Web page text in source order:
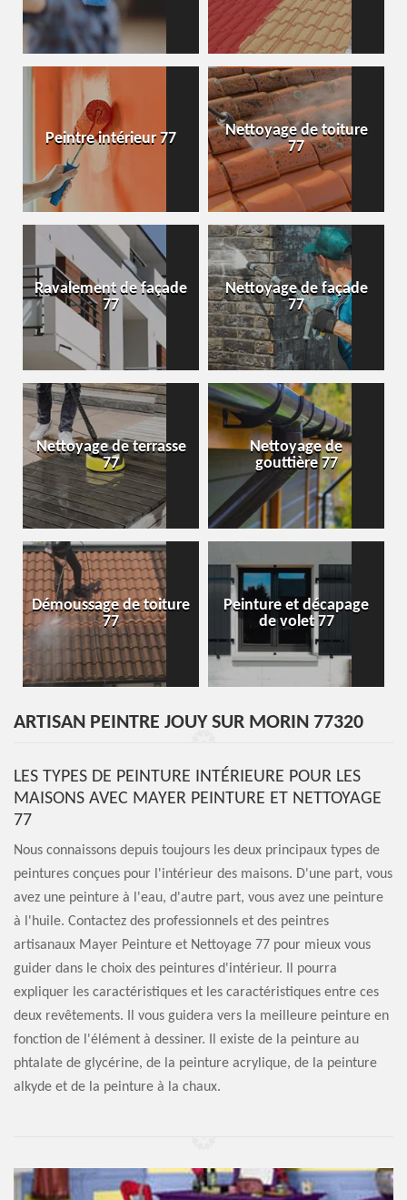
Peintre intérieur 77
Nettoyage de toiture
77
Ravalement de façade
77
Nettoyage de façade
77
Nettoyage de terrasse
77
Nettoyage de
gouttière 77
Démoussage de toiture
77
Peinture et décapage
de volet 77
ARTISAN PEINTRE JOUY SUR MORIN 77320
LES TYPES DE PEINTURE INTÉRIEURE POUR LES
MAISONS AVEC MAYER PEINTURE ET NETTOYAGE
77
Nous connaissons depuis toujours les deux principaux types de
peintures conçues pour l'intérieur des maisons. D'une part, vous
avez une peinture à l'eau, d'autre part, vous avez une peinture
à l'huile. Contactez des professionnels et des peintres
artisanaux Mayer Peinture et Nettoyage 77 pour mieux vous
guider dans le choix des peintures d'intérieur. Il pourra
expliquer les caractéristiques et les caractéristiques entre ces
deux revêtements. Il vous guidera vers la meilleure peinture en
fonction de l'élément à dessiner. Il existe de la peinture au
phtalate de glycérine, de la peinture acrylique, de la peinture
alkyde et de la peinture à la chaux.